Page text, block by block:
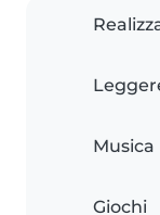
Musica
Giochi